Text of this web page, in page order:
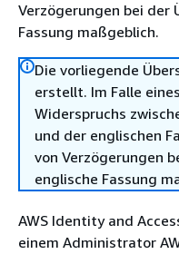
Verzögerungen bei der
Fassung maßgeblich.
Die vorliegende
erstellt. Im Falle
Widerspruchs
und der englischen
von Verzögerungen
englische Fassung
AWS Identity and
einem Administrator